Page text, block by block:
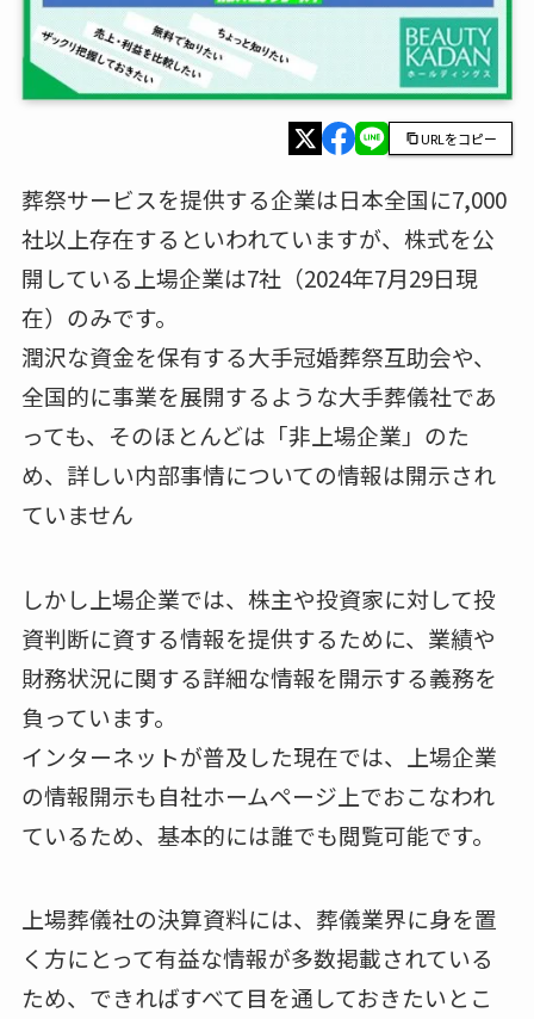
URLをコピー
葬祭サービスを提供する企業は日本全国に7,000
社以上存在するといわれていますが、株式を公
開している上場企業は7社（2024年7月29日現
在）のみです。
潤沢な資金を保有する大手冠婚葬祭互助会や、
全国的に事業を展開するような大手葬儀社であ
っても、そのほとんどは「非上場企業」のた
め、詳しい内部事情についての情報は開示され
ていません
しかし上場企業では、株主や投資家に対して投
資判断に資する情報を提供するために、業績や
財務状況に関する詳細な情報を開示する義務を
負っています。
インターネットが普及した現在では、上場企業
の情報開示も自社ホームページ上でおこなわれ
ているため、基本的には誰でも閲覧可能です。
上場葬儀社の決算資料には、葬儀業界に身を置
く方にとって有益な情報が多数掲載されている
ため、できればすべて目を通しておきたいとこ